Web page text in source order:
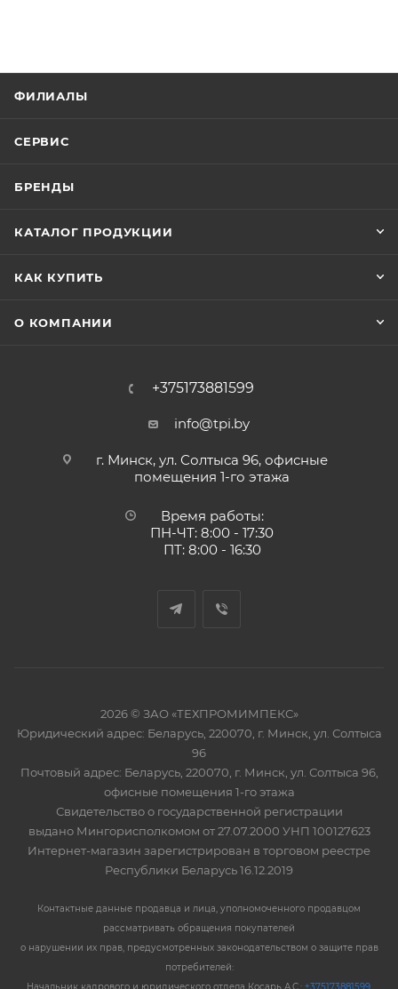
ФИЛИАЛЫ
СЕРВИС
БРЕНДЫ
КАТАЛОГ ПРОДУКЦИИ
КАК КУПИТЬ
О КОМПАНИИ
+375173881599
info@tpi.by
г. Минск, ул. Солтыса 96, офисные
помещения 1-го этажа
Время работы:
ПН-ЧТ: 8:00 - 17:30
ПТ: 8:00 - 16:30
2026 © ЗАО «ТЕХПРОМИМПЕКС»
Юридический адрес: Беларусь, 220070, г. Минск, ул. Солтыса
96
Почтовый адрес: Беларусь, 220070, г. Минск, ул. Солтыса 96,
офисные помещения 1-го этажа
Свидетельство о государственной регистрации
выдано Мингорисполкомом от 27.07.2000 УНП 100127623
Интернет-магазин зарегистрирован в торговом реестре
Республики Беларусь 16.12.2019
Контактные данные продавца и лица, уполномоченного продавцом
рассматривать обращения покупателей
о нарушении их прав, предусмотренных законодательством о защите прав
потребителей: